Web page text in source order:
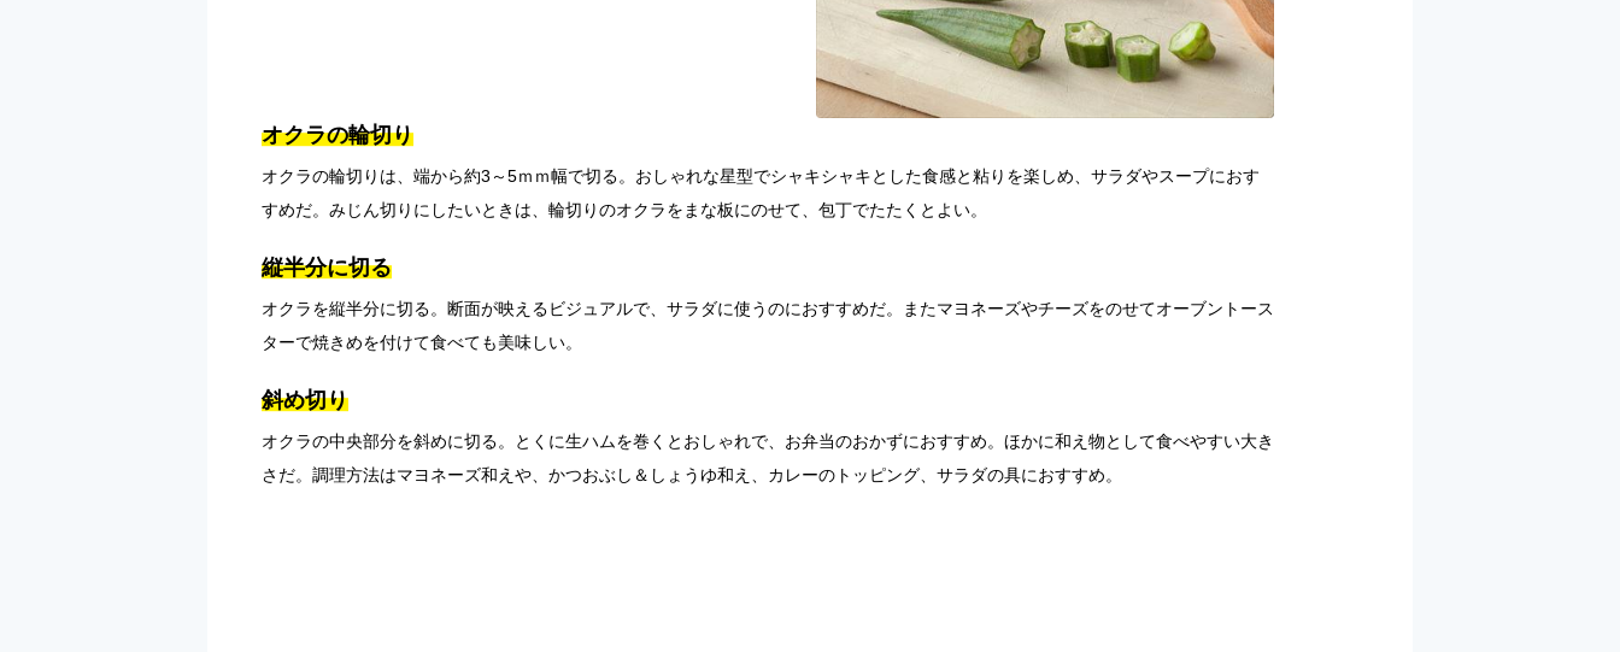
オクラの輪切り
オクラの輪切りは、端から約3～5ｍｍ幅で切る。おしゃれな星型でシャキシャキとした食感と粘りを楽しめ、サラダやスープにおす
すめだ。みじん切りにしたいときは、輪切りのオクラをまな板にのせて、包丁でたたくとよい。
縦半分に切る
オクラを縦半分に切る。断面が映えるビジュアルで、サラダに使うのにおすすめだ。またマヨネーズやチーズをのせてオーブントース
ターで焼きめを付けて食べても美味しい。
斜め切り
オクラの中央部分を斜めに切る。とくに生ハムを巻くとおしゃれで、お弁当のおかずにおすすめ。ほかに和え物として食べやすい大き
さだ。調理方法はマヨネーズ和えや、かつおぶし＆しょうゆ和え、カレーのトッピング、サラダの具におすすめ。